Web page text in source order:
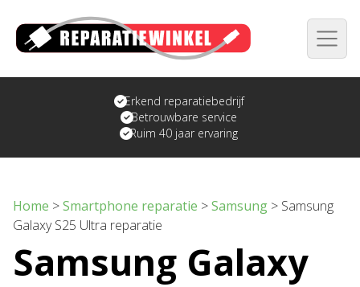
Erkend reparatiebedrijf
Betrouwbare service
Ruim 40 jaar ervaring
Home >Smartphone reparatie >Samsung > Samsung
Galaxy S25 Ultra reparatie
Samsung Galaxy